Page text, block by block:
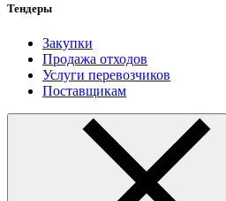
Тендеры
Закупки
Продажа отходов
Услуги перевозчиков
Поставщикам